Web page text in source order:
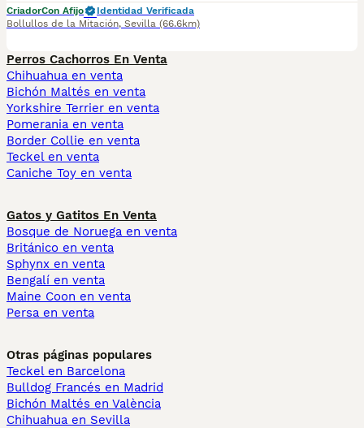
CriadorCon Afijo
Identidad Verificada
Bollullos de la Mitación, Sevilla (66.6km)
Perros Cachorros En Venta
Chihuahua en venta
Bichón Maltés en venta
Yorkshire Terrier en venta
Pomerania en venta
Border Collie en venta
Teckel en venta
Caniche Toy en venta
Gatos y Gatitos En Venta
Bosque de Noruega en venta
Británico en venta
Sphynx en venta
Bengalí en venta
Maine Coon en venta
Persa en venta
Otras páginas populares
Teckel en Barcelona
Bulldog Francés en Madrid
Bichón Maltés en València
Chihuahua en Sevilla